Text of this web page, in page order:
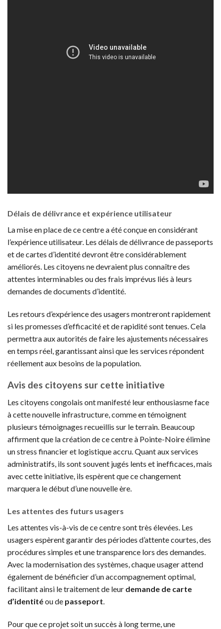
Délais de délivrance et expérience utilisateur
La mise en place de ce centre a été conçue en considérant
l’expérience utilisateur. Les délais de délivrance de passeports
et de cartes d’identité devront être considérablement
améliorés. Les citoyens ne devraient plus connaître des
attentes interminables ou des frais imprévus liés à leurs
demandes de documents d’identité.
Les retours d’expérience des usagers montreront rapidement
si les promesses d’efficacité et de rapidité sont tenues. Cela
permettra aux autorités de faire les ajustements nécessaires
en temps réel, garantissant ainsi que les services répondent
réellement aux besoins de la population.
Avis des citoyens sur cette initiative
Les citoyens congolais ont manifesté leur enthousiasme face
à cette nouvelle infrastructure, comme en témoignent
plusieurs témoignages recueillis sur le terrain. Beaucoup
affirment que la création de ce centre à Pointe-Noire élimine
un stress financier et logistique accru. Quant aux services
administratifs, ils sont souvent jugés lents et inefficaces, mais
avec cette initiative, ils espèrent que ce changement
marquera le début d’une nouvelle ère.
Les attentes des futurs usagers
Les attentes vis-à-vis de ce centre sont très élevées. Les
usagers espèrent garantir des périodes d’attente courtes, des
procédures simples et une transparence lors des demandes.
Avec la modernisation des systèmes, chaque usager attend
également de bénéficier d’un accompagnement optimal,
facilitant ainsi le traitement de leur demande de carte
d’identitéou de passeport
Pour que ce projet soit un succès à long terme, une